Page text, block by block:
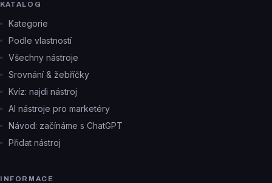
KATALOG
Kategorie
Podle vlastností
Všechny nástroje
Srovnání & žebříčky
Kvíz: najdi nástroj
AI nástroje pro marketéry
Návod: začínáme s ChatGPT
Přidat nástroj
INFORMACE